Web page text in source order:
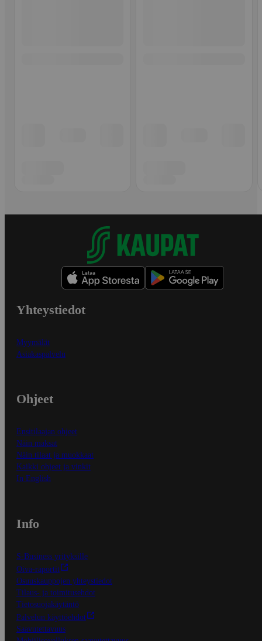
Yhteystiedot
Myymälät
Asiakaspalvelu
Ohjeet
Ensitilaajan ohjeet
Näin maksat
Näin tilaat ja muokkaat
Kaikki ohjeet ja vinkit
In English
Info
S-Business yrityksille
Oiva-raportit
Osuuskauppojen yhteystiedot
Tilaus- ja toimitusehdot
Tietosuojakäytäntö
Palvelun käyttöehdot
Saavutettavuus